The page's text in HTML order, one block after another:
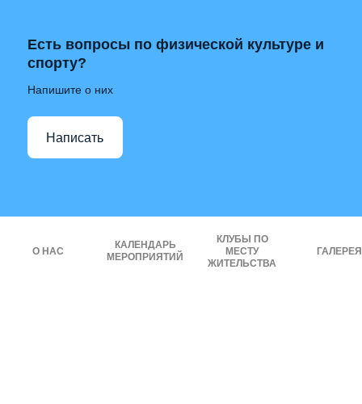
Есть вопросы по физической культуре и
спорту?
Напишите о них
Написать
О НАС
КАЛЕНДАРЬ
МЕРОПРИЯТИЙ
КЛУБЫ ПО
МЕСТУ
ЖИТЕЛЬСТВА
ГАЛЕРЕЯ